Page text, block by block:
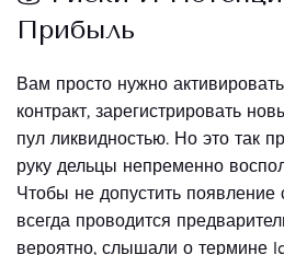
Прибыль
Вам просто нужно
контракт, зарегистрировать
пул ликвидностью. Но это так
руку дельцы непременно
Чтобы не допустить появление
всегда проводится
вероятно, слышали о термине